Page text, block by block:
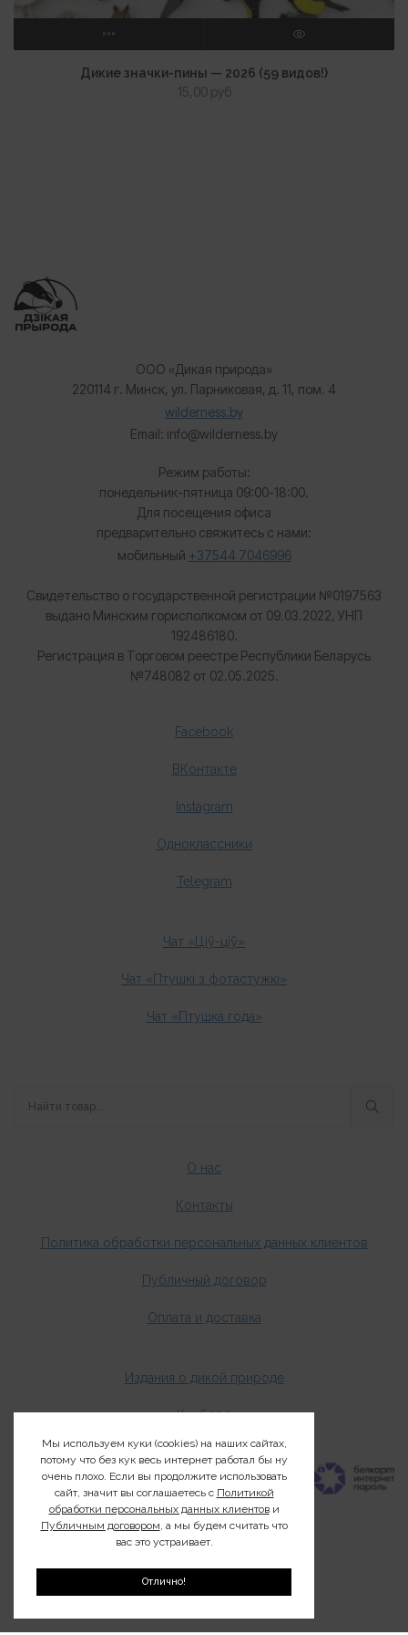
ВЫБЕРИТЕ ПАРАМЕТРЫ ПРОСМОТР
Дикие значки-пины — 2026 (59 видов!)
15,00 руб
ООО «Дикая природа»
220114 г. Минск, ул. Парниковая, д. 11, пом. 4
wilderness.by
Email: info@wilderness.by
Режим работы:
понедельник-пятница 09:00-18:00.
Для посещения офиса
предварительно свяжитесь с нами:
мобильный +37544 7046996
Свидетельство о государственной регистрации №0197563
выдано Минским горисполкомом от 09.03.2022, УНП
192486180.
Регистрация в Торговом реестре Республики Беларусь
№748082 от 02.05.2025.
Facebook
ВКонтакте
Instagram
Одноклассники
Telegram
Чат «Ціў-ціў»
Чат «Птушкі з фотастужкі»
Чат «Птушка года»
О нас
Контакты
Политика обработки персональных данных клиентов
Публичный договор
Оплата и доставка
Издания о дикой природе
Клуб200
Мы используем куки (cookies) на наших сайтах,
потому что без кук весь интернет работал бы ну
очень плохо. Если вы продолжите использовать
сайт, значит вы соглашаетесь с Политикой
обработки персональных данных клиентови
Публичным договором, а мы будем считать что
вас это устраивает.
Отлично!